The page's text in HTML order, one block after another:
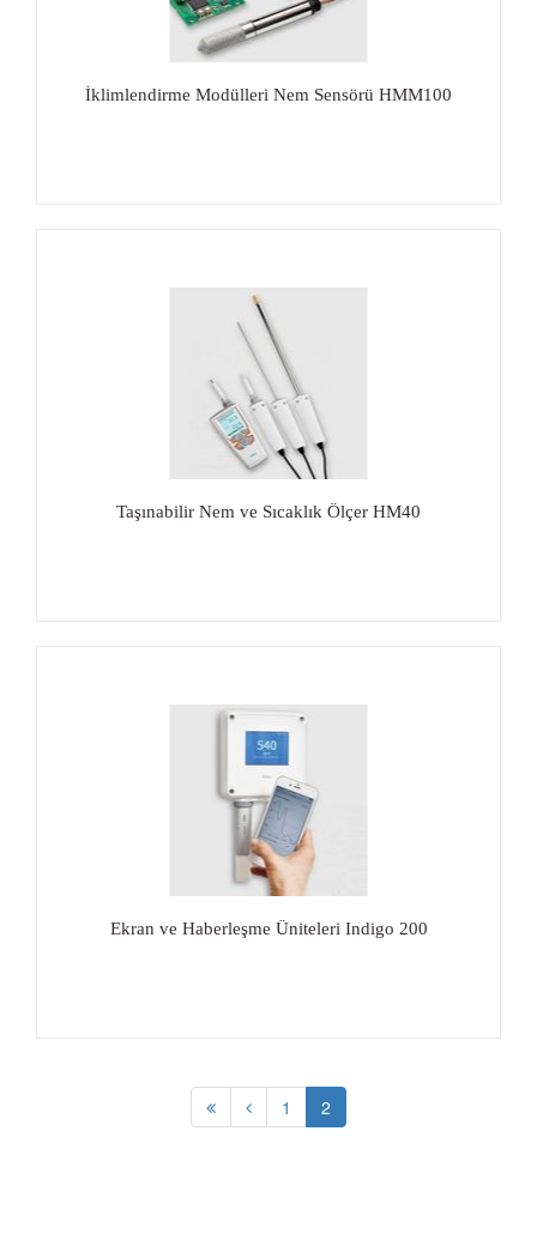
İklimlendirme Modülleri Nem Sensörü HMM100
Taşınabilir Nem ve Sıcaklık Ölçer HM40
Ekran ve Haberleşme Üniteleri Indigo 200
1 2